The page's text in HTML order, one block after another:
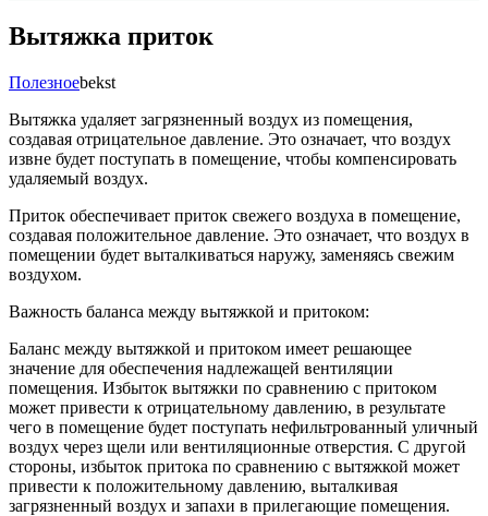
Вытяжка приток
Полезноеbekst
Вытяжка удаляет загрязненный воздух из помещения,
создавая отрицательное давление. Это означает, что воздух
извне будет поступать в помещение, чтобы компенсировать
удаляемый воздух.
Приток обеспечивает приток свежего воздуха в помещение,
создавая положительное давление. Это означает, что воздух в
помещении будет выталкиваться наружу, заменяясь свежим
воздухом.
Важность баланса между вытяжкой и притоком:
Баланс между вытяжкой и притоком имеет решающее
значение для обеспечения надлежащей вентиляции
помещения. Избыток вытяжки по сравнению с притоком
может привести к отрицательному давлению, в результате
чего в помещение будет поступать нефильтрованный уличный
воздух через щели или вентиляционные отверстия. С другой
стороны, избыток притока по сравнению с вытяжкой может
привести к положительному давлению, выталкивая
загрязненный воздух и запахи в прилегающие помещения.